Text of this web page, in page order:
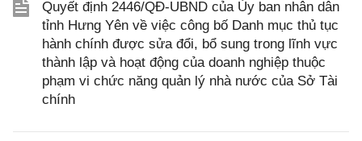
Quyết định 2446/QĐ-UBND của Ủy ban nhân dân
tỉnh Hưng Yên về việc công bố Danh mục thủ tục
hành chính được sửa đổi, bổ sung trong lĩnh vực
thành lập và hoạt động của doanh nghiệp thuộc
phạm vi chức năng quản lý nhà nước của Sở Tài
chính